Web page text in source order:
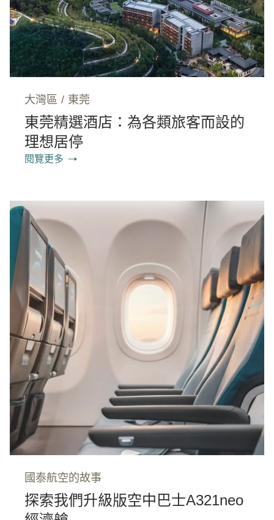
大灣區 / 東莞
東莞精選酒店：為各類旅客而設的
理想居停
閱覽更多
國泰航空的故事
探索我們升級版空中巴士A321neo